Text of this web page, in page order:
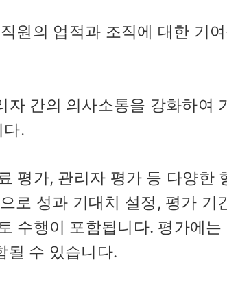
직원의 업적과 조직에 대한 기
자 간의 의사소통을 강화하여
다.
평가, 관리자 평가 등 다양한
로 성과 기대치 설정, 평가 기
수행이 포함됩니다. 평가에
될 수 있습니다.